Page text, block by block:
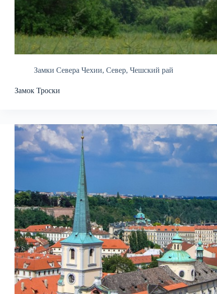
Замки Севера Чехии, Север, Чешский рай
Замок Троски